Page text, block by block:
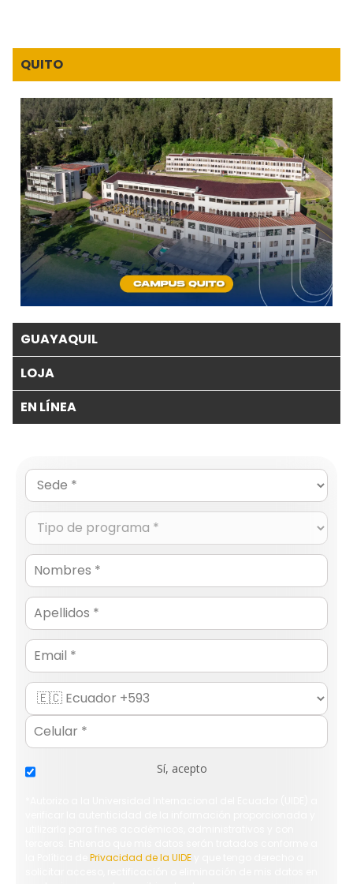
QUITO
GUAYAQUIL
LOJA
EN LÍNEA
Email
Sí, acepto
Privacidad de la UIDE